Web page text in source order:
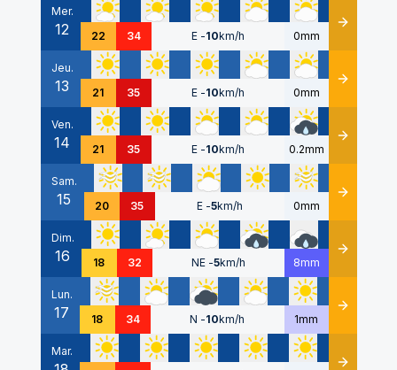
Mer.
12 22 34 E -10km/h 0mm Détails
Jeu.
13 21 35 E -10km/h 0mm Détails
Ven.
14 21 35 E -10km/h 0.2mm Détails
Sam.
15 20 35 E -5km/h 0mm Détails
Dim.
16 18 32 NE -5km/h 8mm Détails
Lun.
17 18 34 N -10km/h 1mm Détails
Mar.